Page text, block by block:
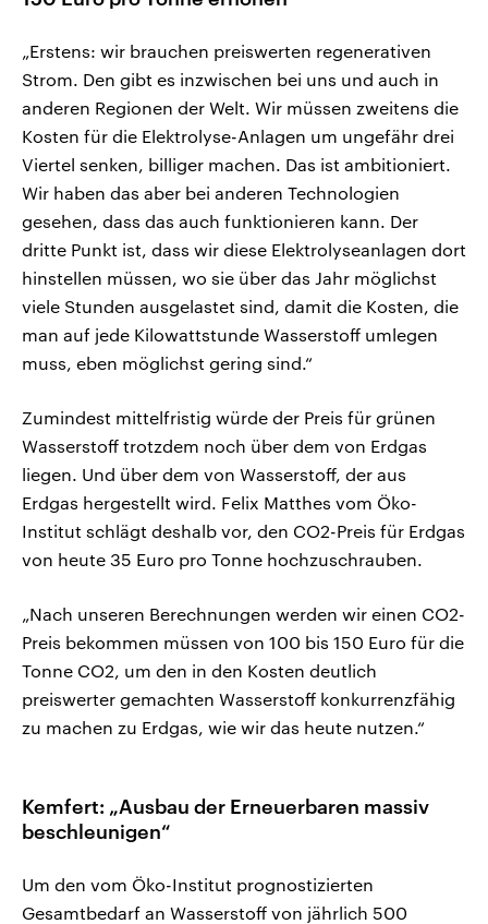
„Erstens: wir brauchen preiswerten regenerativen
Strom. Den gibt es inzwischen bei uns und auch in
anderen Regionen der Welt. Wir müssen zweitens die
Kosten für die Elektrolyse-Anlagen um ungefähr drei
Viertel senken, billiger machen. Das ist ambitioniert.
Wir haben das aber bei anderen Technologien
gesehen, dass das auch funktionieren kann. Der
dritte Punkt ist, dass wir diese Elektrolyseanlagen dort
hinstellen müssen, wo sie über das Jahr möglichst
viele Stunden ausgelastet sind, damit die Kosten, die
man auf jede Kilowattstunde Wasserstoff umlegen
muss, eben möglichst gering sind.“
Zumindest mittelfristig würde der Preis für grünen
Wasserstoff trotzdem noch über dem von Erdgas
liegen. Und über dem von Wasserstoff, der aus
Erdgas hergestellt wird. Felix Matthes vom Öko-
Institut schlägt deshalb vor, den CO2-Preis für Erdgas
von heute 35 Euro pro Tonne hochzuschrauben.
„Nach unseren Berechnungen werden wir einen CO2-
Preis bekommen müssen von 100 bis 150 Euro für die
Tonne CO2, um den in den Kosten deutlich
preiswerter gemachten Wasserstoff konkurrenzfähig
zu machen zu Erdgas, wie wir das heute nutzen.“
Kemfert: „Ausbau der Erneuerbaren massiv
beschleunigen“
Um den vom Öko-Institut prognostizierten
Gesamtbedarf an Wasserstoff von jährlich 500